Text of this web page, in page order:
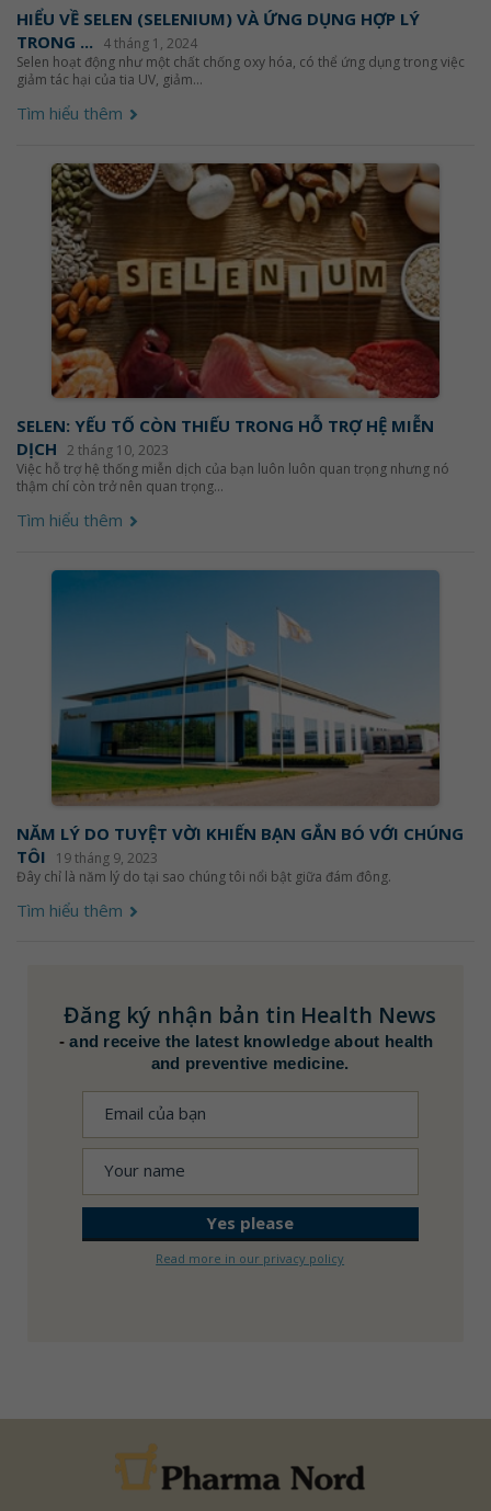
HIỂU VỀ SELEN (SELENIUM) VÀ ỨNG DỤNG HỢP LÝ
TRONG ...
4 tháng 1, 2024
Selen hoạt động như một chất chống oxy hóa, có thể ứng dụng trong việc
giảm tác hại của tia UV, giảm...
Tìm hiểu thêm
SELEN: YẾU TỐ CÒN THIẾU TRONG HỖ TRỢ HỆ MIỄN
DỊCH 2 tháng 10, 2023
Việc hỗ trợ hệ thống miễn dịch của bạn luôn luôn quan trọng nhưng nó
thậm chí còn trở nên quan trọng...
Tìm hiểu thêm
NĂM LÝ DO TUYỆT VỜI KHIẾN BẠN GẮN BÓ VỚI CHÚNG
TÔI
19 tháng 9, 2023
Đây chỉ là năm lý do tại sao chúng tôi nổi bật giữa đám đông.
Tìm hiểu thêm
Đăng ký nhận bản tin Health News
-and receive the latest knowledge about health
and preventive medicine.
Read more in our privacy policy